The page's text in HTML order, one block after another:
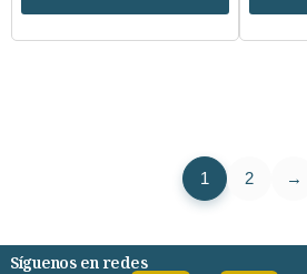
1 2 →
Síguenos en redes